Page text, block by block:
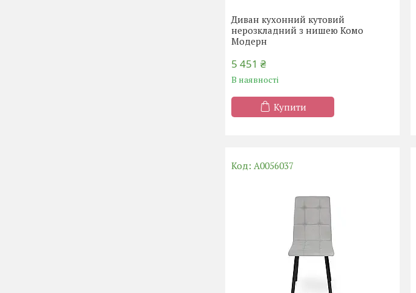
Диван кухонний кутовий
нерозкладний з нишею Комо
Модерн
5 451 ₴
В наявності
Купити
А0056037